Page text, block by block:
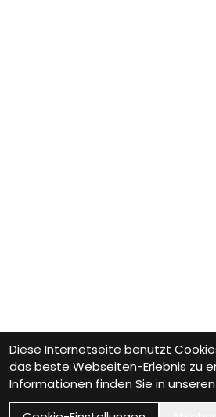
Diese Internetseite benutzt
das beste Webseiten-Erlebnis zu
Informationen finden Sie in unseren